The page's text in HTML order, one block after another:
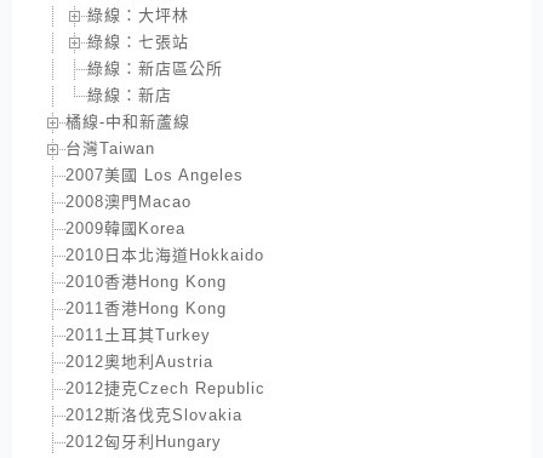
綠線：大坪林
綠線：七張站
綠線：新店區公所
綠線：新店
橘線-中和新蘆線
台灣Taiwan
2007美國 Los Angeles
2008澳門Macao
2009韓國Korea
2010日本北海道Hokkaido
2010香港Hong Kong
2011香港Hong Kong
2011土耳其Turkey
2012奧地利Austria
2012捷克Czech Republic
2012斯洛伐克Slovakia
2012匈牙利Hungary